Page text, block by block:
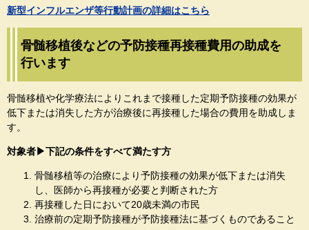
新型インフルエンザ等行動計画の詳細はこちら
​骨髄移植後などの予防接種再接種費用の助成を
行います
骨髄移植や化学療法によりこれまで接種した定期予防接種の効果が
低下または消失した方が治療後に再接種した場合の費用を助成しま
す。
対象者▶下記の条件をすべて満たす方
骨髄移植等の治療により予防接種の効果が低下または消失
し、医師から再接種が必要と判断された方
再接種した日において20歳未満の市民
治療前の定期予防接種が予防接種法に基づくものであること